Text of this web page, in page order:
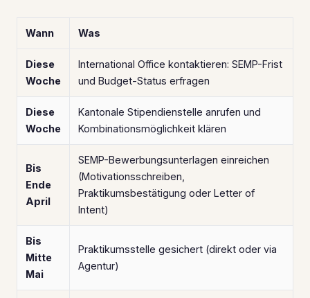
Wann Was
Diese
Woche
International Office kontaktieren: SEMP-Frist
und Budget-Status erfragen
Diese
Woche
Kantonale Stipendienstelle anrufen und
Kombinationsmöglichkeit klären
Bis
Ende
April
SEMP-Bewerbungsunterlagen einreichen
(Motivationsschreiben,
Praktikumsbestätigung oder Letter of
Intent)
Bis
Mitte
Mai
Praktikumsstelle gesichert (direkt oder via
Agentur)